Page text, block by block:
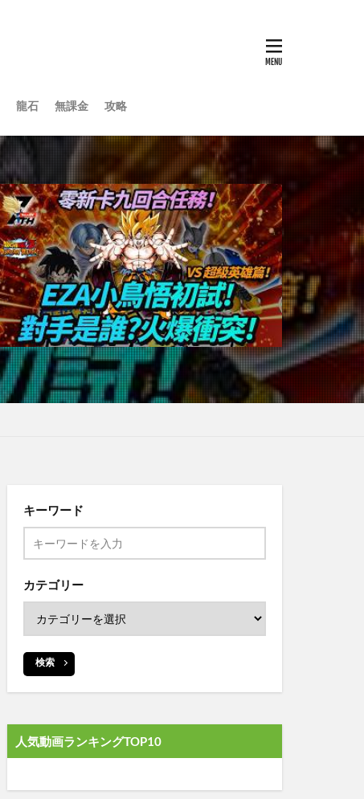
龍石 無課金 攻略
キーワード
カテゴリー
検索
人気動画ランキングTOP10